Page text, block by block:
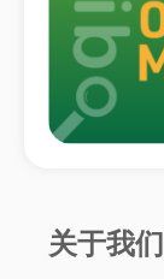
关于我们